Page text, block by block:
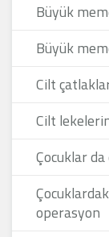
Büyük
Büyük
Cilt
Cilt
Çocuklar
operasyon